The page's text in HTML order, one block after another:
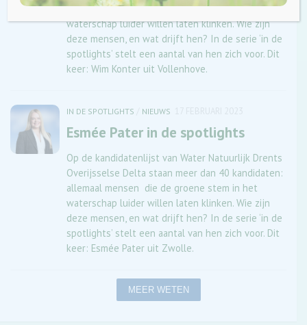
allemaal mensen die de groene stem in het
waterschap luider willen laten klinken. Wie zijn
deze mensen, en wat drijft hen? In de serie ‘in de
spotlights’ stelt een aantal van hen zich voor. Dit
keer: Wim Konter uit Vollenhove.
IN DE SPOTLIGHTS NIEUWS
Esmée Pater in de spotlights
Op de kandidatenlijst van Water Natuurlijk Drents
Overijsselse Delta staan meer dan 40 kandidaten:
allemaal mensen die de groene stem in het
waterschap luider willen laten klinken. Wie zijn
deze mensen, en wat drijft hen? In de serie ‘in de
spotlights’ stelt een aantal van hen zich voor. Dit
keer: Esmée Pater uit Zwolle.
MEER WETEN